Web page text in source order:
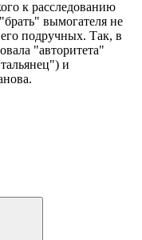
к расследованию
вымогателя не
подручных. Так, в
"авторитета"
и